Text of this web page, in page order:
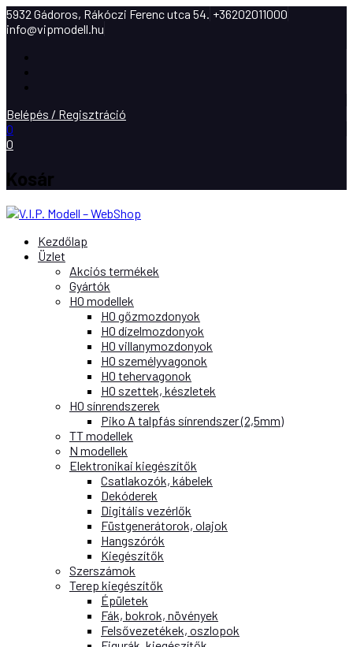
5932 Gádoros, Rákóczi Ferenc utca 54. +36202011000
info@vipmodell.hu
Belépés / Regisztráció
0
0
Kosár
Kezdőlap
Üzlet
Akciós termékek
Gyártók
H0 modellek
H0 gőzmozdonyok
H0 dízelmozdonyok
H0 villanymozdonyok
H0 személyvagonok
H0 tehervagonok
H0 szettek, készletek
H0 sínrendszerek
Piko A talpfás sínrendszer (2,5mm)
TT modellek
N modellek
Elektronikai kiegészítők
Csatlakozók, kábelek
Dekóderek
Digitális vezérlők
Füstgenerátorok, olajok
Hangszórók
Kiegészítők
Szerszámok
Terep kiegészítők
Épületek
Fák, bokrok, növények
Felsővezetékek, oszlopok